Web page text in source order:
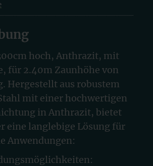
hoch, Anthrazit, mit
für 2.40m Zaunhöhe von
Hergestellt aus robustem
mit einer hochwertigen
in Anthrazit, bietet
eine langlebige Lösung für
Anwendungen: